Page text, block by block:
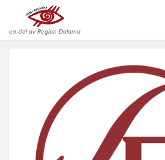
en del av Region Dalarna